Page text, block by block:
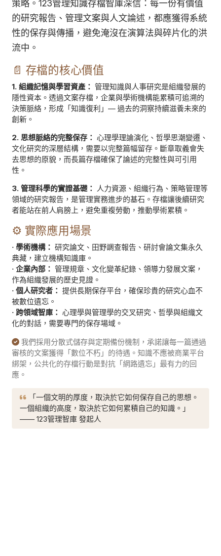
策略。123管理知識存檔智庫深信：每一份有價值
的研究報告、管理文案與人文論述，都應獲得系統
性的保存與傳播，避免淹沒在演算法與碎片化的洪
流中。
📄 存檔的核心價值
1. 組織記憶與學習資產： 管理知識與人事研究是組織發展的
隱性資本。透過文案存檔，企業與學術機構能累積可追溯的
決策脈絡，形成「知識復利」— 過去的洞察持續滋養未來的
創新。
2. 思想脈絡的完整保存： 心理學理論演化、哲學思潮變遷、
文化研究的深層結構，需要以完整篇幅留存。斷章取義會失
去思想的原貌，而長篇存檔確保了論述的完整性與可引用
性。
3. 管理科學的實證基礎： 人力資源、組織行為、策略管理等
領域的研究報告，是管理實務進步的基石。存檔讓後續研究
者能站在前人肩膀上，避免重複勞動，推動學術累積。
⚙️ 實際應用場景
· 學術機構： 研究論文、田野調查報告、研討會論文集永久
典藏，建立機構知識庫。
· 企業內部： 管理規章、文化變革紀錄、領導力發展文案，
作為組織發展的歷史見證。
· 個人研究者： 提供長期保存平台，確保珍貴的研究心血不
被數位遺忘。
· 跨領域智庫： 心理學與管理學的交叉研究、哲學與組織文
化的對話，需要專門的保存場域。
我們採用分散式儲存與定期備份機制，承諾讓每一篇通過
審核的文案獲得「數位不朽」的待遇。知識不應被商業平台
綁架，公共化的存檔行動是對抗「網路遺忘」最有力的回
應。
「一個文明的厚度，取決於它如何保存自己的思想。
一個組織的高度，取決於它如何累積自己的知識。」
—— 123管理智庫 發起人